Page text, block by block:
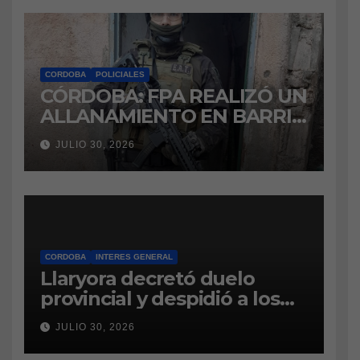
CORDOBA POLICIALES
CÓRDOBA: FPA REALIZÓ UN
ALLANAMIENTO EN BARRIO
VILLA BOEDO
RELACIONADO CON UNA
CAUSA DE DROGAS EN LA
CÁRCEL DE BOUWER
JULIO 30, 2026
CORDOBA INTERES GENERAL
Llaryora decretó duelo
provincial y despidió a los
bomberos cordobeses
fallecidos en la tragedia
JULIO 30, 2026